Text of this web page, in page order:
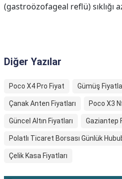
(gastroözofageal reflü) sıklığı
Diğer Yazılar
Poco X4 Pro Fiyat Gümüş
Çanak Anten Fiyatları Poco X3
Güncel Altın Fiyatları Gaziantep
Polatlı Ticaret Borsası Günlük
Çelik Kasa Fiyatları